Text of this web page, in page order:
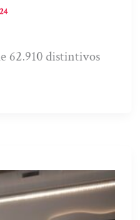
62.910 distintivos